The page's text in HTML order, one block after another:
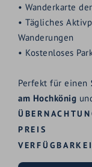
• Wanderkarte
• Tägliches
Wanderungen
• Kostenloses
Perfekt für einen
am Hochkönig
PREIS